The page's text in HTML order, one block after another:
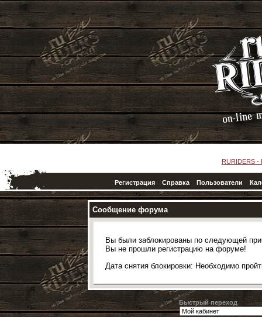
RURIDERS -
Регистрация Справка Пользователи
Сообщение форума
Вы были заблокированы по следующей
Вы не прошли регистрацию на форуме!
Дата снятия блокировки: Необходимо
Быстрый переход